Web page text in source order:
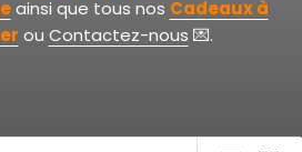
ainsi que tous nos Cadeaux à
ou Contactez-nous 💌.